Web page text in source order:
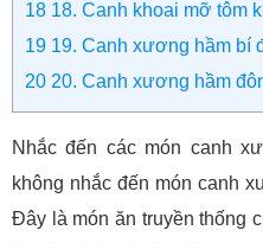
18 18. Canh khoai mỡ tôm
19 19. Canh xương hầm bí
20 20. Canh xương hầm
Nhắc đến các món canh
không nhắc đến món canh
Đây là món ăn truyền thống